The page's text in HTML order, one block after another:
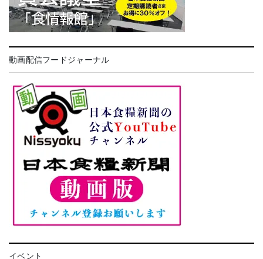
動画配信フードジャーナル
イベント